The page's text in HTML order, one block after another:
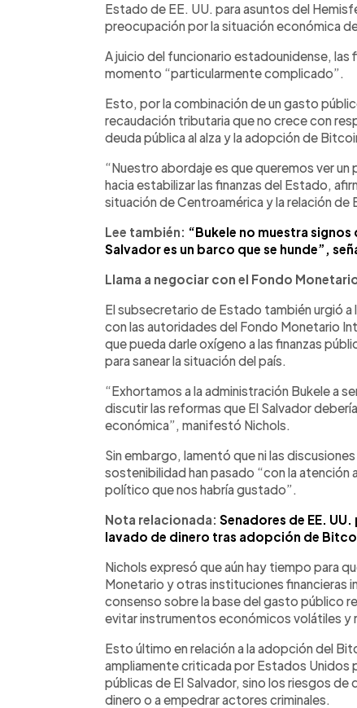
Estado de EE. UU. para asuntos del
preocupación por la situación económica
A juicio del funcionario estadounidense, las
momento “particularmente complicado”.
Esto, por la combinación de un gasto
recaudación tributaria que no crece con
deuda pública al alza y la adopción de
“Nuestro abordaje es que queremos ver
hacia estabilizar las finanzas del Estado,
situación de Centroamérica y la relación de
Lee también: “Bukele no muestra
Salvador es un barco que se hunde”,
Llama a negociar con el Fondo
El subsecretario de Estado también urgió a
con las autoridades del Fondo Monetario
que pueda darle oxígeno a las finanzas
para sanear la situación del país.
“Exhortamos a la administración Bukele a
discutir las reformas que El Salvador
económica”, manifestó Nichols.
Sin embargo, lamentó que ni las
sostenibilidad han pasado “con la
político que nos habría gustado”.
Nota relacionada: Senadores de EE.
lavado de dinero tras adopción de
Nichols expresó que aún hay tiempo para
Monetario y otras instituciones financieras
consenso sobre la base del gasto público
evitar instrumentos económicos volátiles y
Esto último en relación a la adopción del
ampliamente criticada por Estados Unidos
públicas de El Salvador, sino los riesgos
dinero o a empedrar actores criminales.